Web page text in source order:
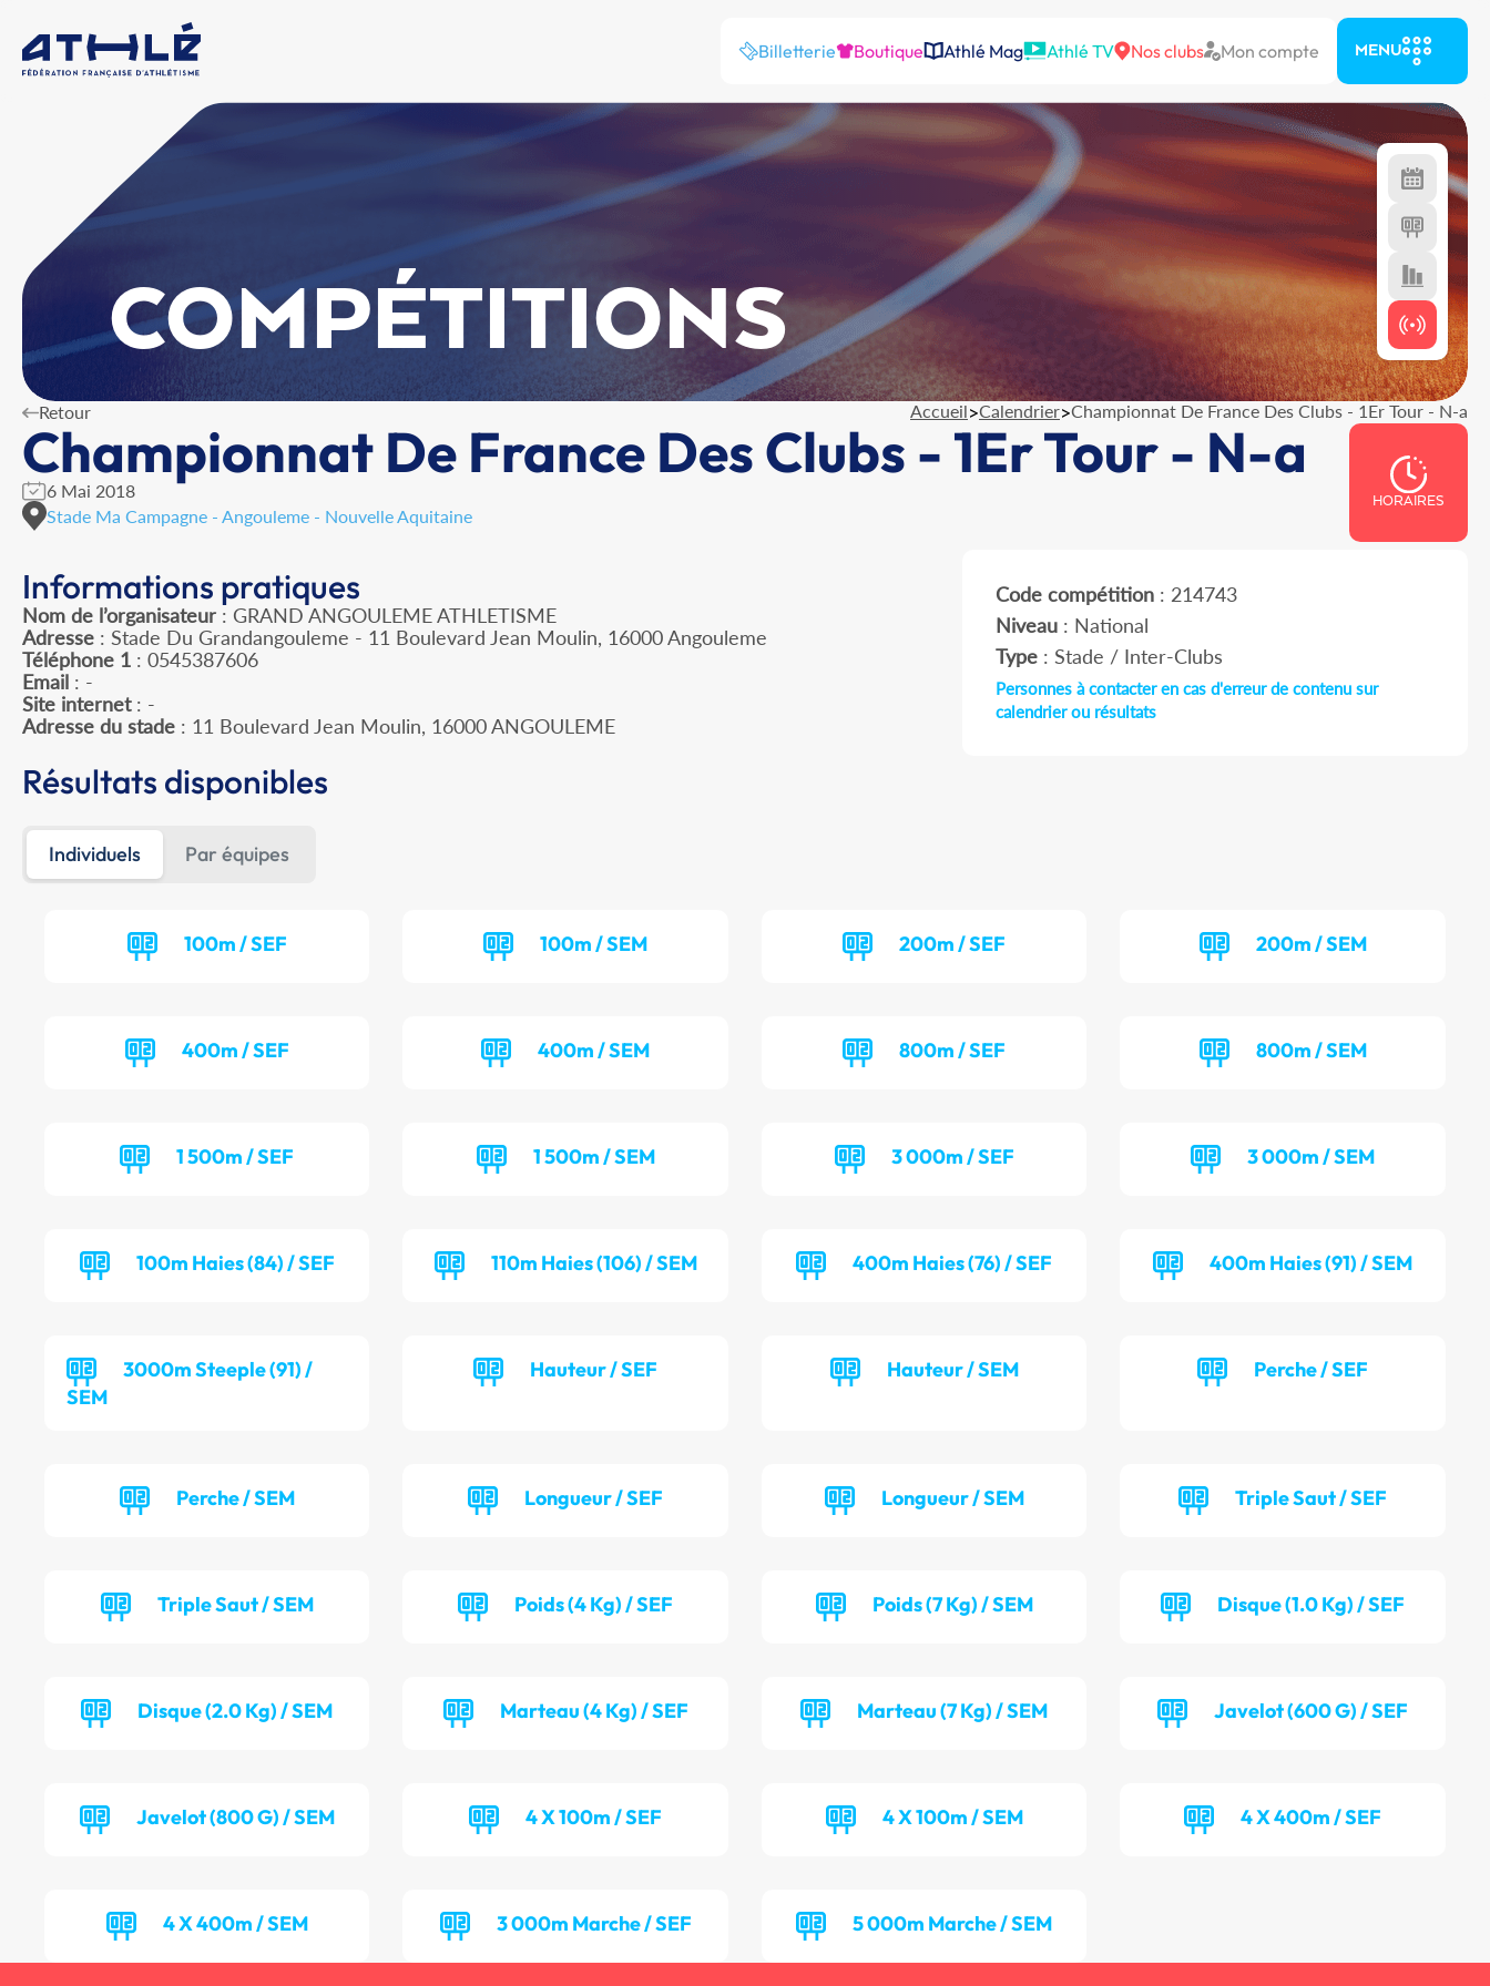
Billetterie Boutique Athlé Mag Athlé TV Nos clubs Mon compte MENU
COMPÉTITIONS
Retour Accueil>Calendrier>Championnat De France Des Clubs - 1Er Tour - N-a
Championnat De France Des Clubs - 1Er Tour - N-a
6 Mai 2018
Stade Ma Campagne - Angouleme - Nouvelle Aquitaine
HORAIRES
Informations pratiques
Nom de l’organisateur : GRAND ANGOULEME ATHLETISME
Adresse : Stade Du Grandangouleme - 11 Boulevard Jean Moulin, 16000 Angouleme
Téléphone 1 : 0545387606
Email : -
Site internet: -
Adresse du stade : 11 Boulevard Jean Moulin, 16000 ANGOULEME
Code compétition: 214743
Niveau: National
Type: Stade / Inter-Clubs
Personnes à contacter en cas d'erreur de contenu sur
calendrier ou résultats
Résultats disponibles
Individuels Par équipes
100m / SEF 100m / SEM 200m / SEF 200m / SEM
400m / SEF 400m / SEM 800m / SEF 800m / SEM
1 500m / SEF 1 500m / SEM 3 000m / SEF 3 000m / SEM
100m Haies (84) / SEF 110m Haies (106) / SEM 400m Haies (76) / SEF 400m Haies (91) / SEM
3000m Steeple (91) /
SEM
Hauteur / SEF Hauteur / SEM Perche / SEF
Perche / SEM Longueur / SEF Longueur / SEM Triple Saut / SEF
Triple Saut / SEM Poids (4 Kg) / SEF Poids (7 Kg) / SEM Disque (1.0 Kg) / SEF
Disque (2.0 Kg) / SEM Marteau (4 Kg) / SEF Marteau (7 Kg) / SEM Javelot (600 G) / SEF
Javelot (800 G) / SEM 4 X 100m / SEF 4 X 100m / SEM 4 X 400m / SEF
4 X 400m / SEM 3 000m Marche / SEF 5 000m Marche / SEM